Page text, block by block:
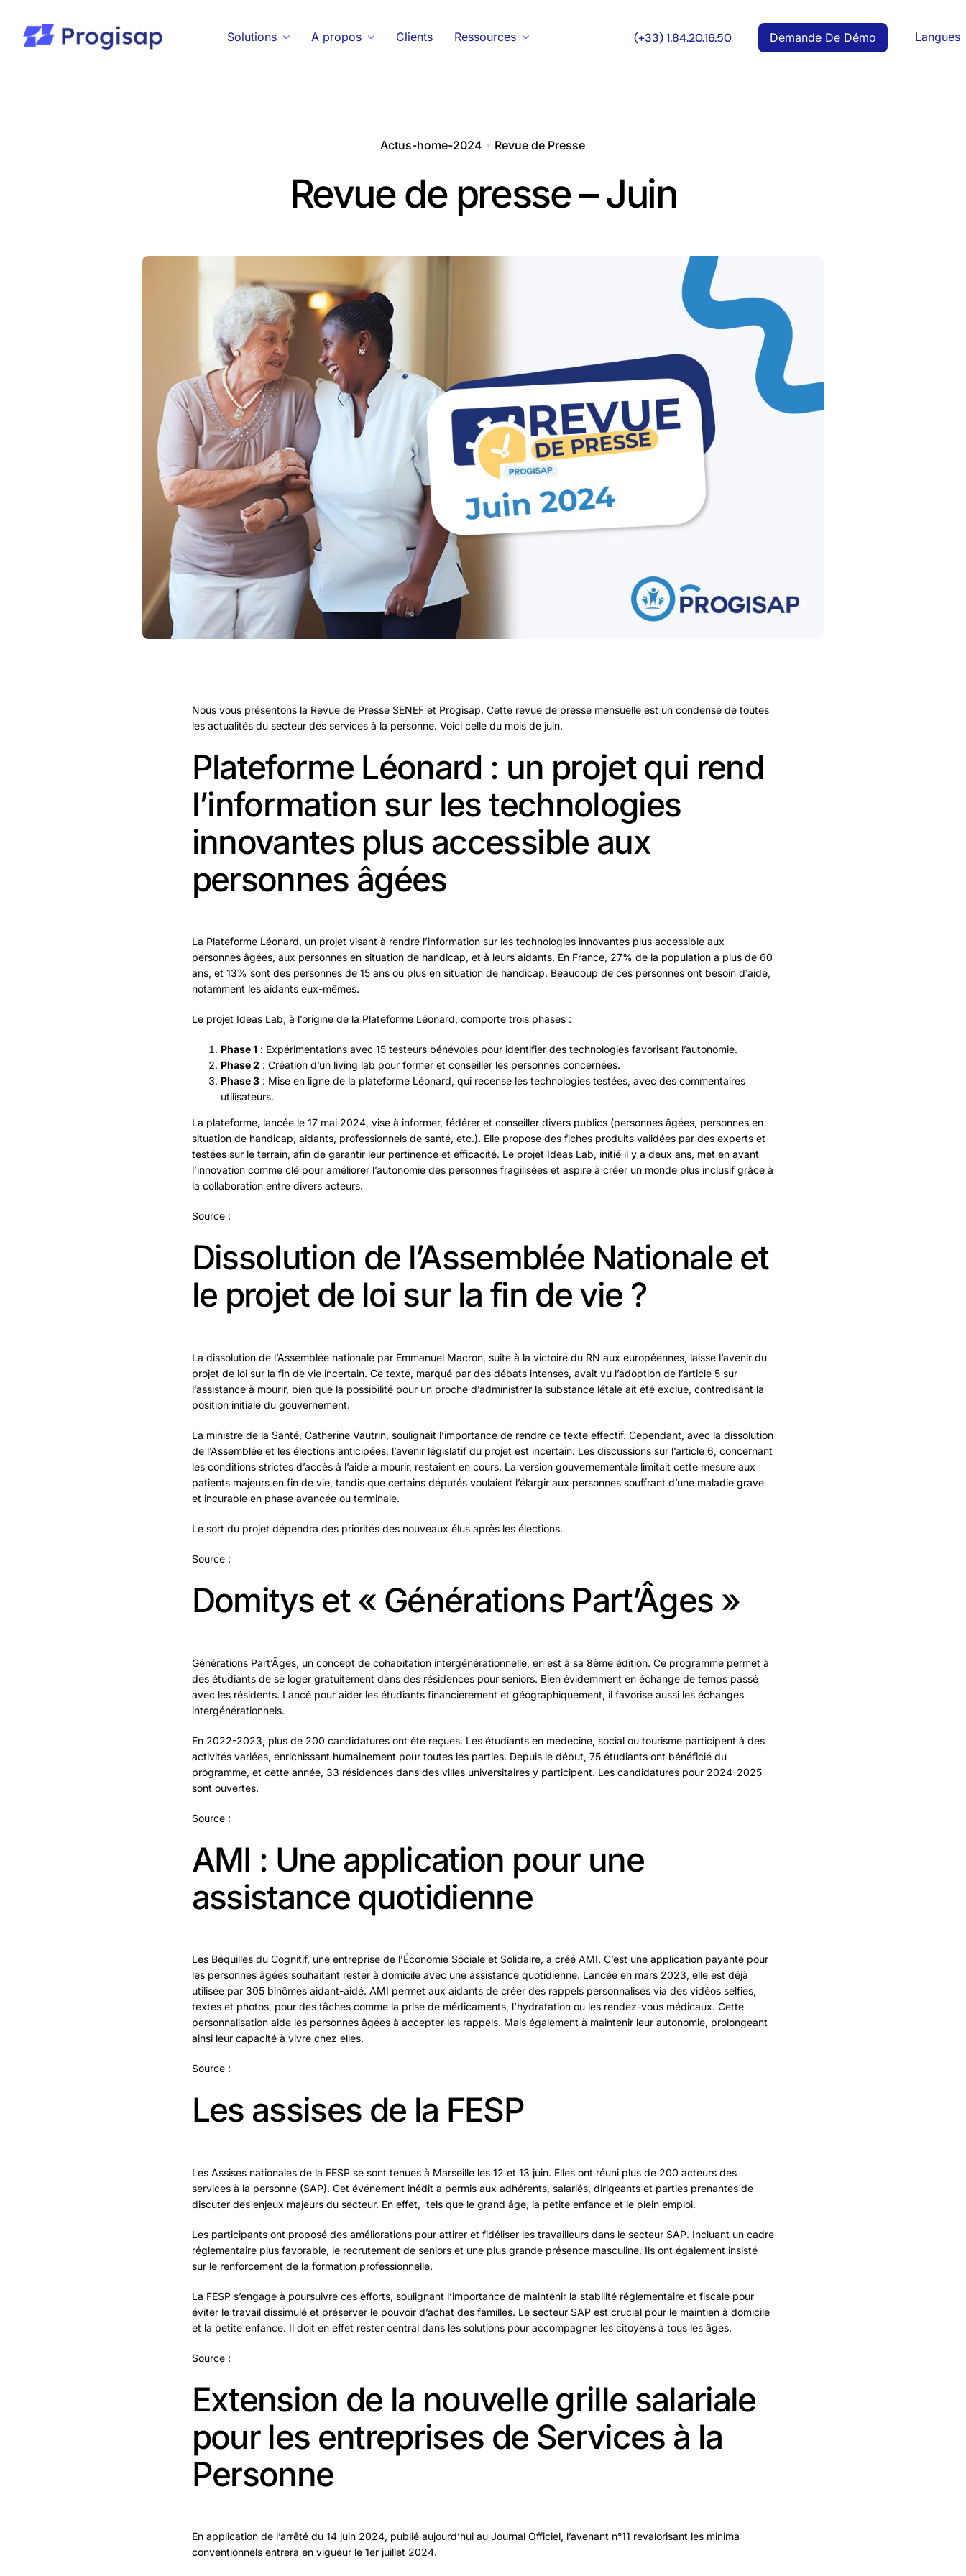
contenu
Solutions A propos Clients Ressources (+33) 1.84.20.16.50 Demande De Démo Langues
Actus-home-2024 • Revue de Presse
Revue de presse – Juin
Nous vous présentons la Revue de Presse SENEF et Progisap. Cette revue de presse mensuelle est un condensé de toutes
les actualités du secteur des services à la personne. Voici celle du mois de juin.
Plateforme Léonard : un projet qui rend
l’information sur les technologies
innovantes plus accessible aux
personnes âgées
La Plateforme Léonard, un projet visant à rendre l’information sur les technologies innovantes plus accessible aux
personnes âgées, aux personnes en situation de handicap, et à leurs aidants. En France, 27% de la population a plus de 60
ans, et 13% sont des personnes de 15 ans ou plus en situation de handicap. Beaucoup de ces personnes ont besoin d’aide,
notamment les aidants eux-mêmes.
Le projet Ideas Lab, à l’origine de la Plateforme Léonard, comporte trois phases :
Phase 1: Expérimentations avec 15 testeurs bénévoles pour identifier des technologies favorisant l’autonomie.
Phase 2 : Création d’un living lab pour former et conseiller les personnes concernées.
Phase 3: Mise en ligne de la plateforme Léonard, qui recense les technologies testées, avec des commentaires
utilisateurs.
La plateforme, lancée le 17 mai 2024, vise à informer, fédérer et conseiller divers publics (personnes âgées, personnes en
situation de handicap, aidants, professionnels de santé, etc.). Elle propose des fiches produits validées par des experts et
testées sur le terrain, afin de garantir leur pertinence et efficacité. Le projet Ideas Lab, initié il y a deux ans, met en avant
l’innovation comme clé pour améliorer l’autonomie des personnes fragilisées et aspire à créer un monde plus inclusif grâce à
la collaboration entre divers acteurs.
Source :
Dissolution de l’Assemblée Nationale et
le projet de loi sur la fin de vie ?
La dissolution de l’Assemblée nationale par Emmanuel Macron, suite à la victoire du RN aux européennes, laisse l’avenir du
projet de loi sur la fin de vie incertain. Ce texte, marqué par des débats intenses, avait vu l’adoption de l’article 5 sur
l’assistance à mourir, bien que la possibilité pour un proche d’administrer la substance létale ait été exclue, contredisant la
position initiale du gouvernement.
La ministre de la Santé, Catherine Vautrin, soulignait l’importance de rendre ce texte effectif. Cependant, avec la dissolution
de l’Assemblée et les élections anticipées, l’avenir législatif du projet est incertain. Les discussions sur l’article 6, concernant
les conditions strictes d’accès à l’aide à mourir, restaient en cours. La version gouvernementale limitait cette mesure aux
patients majeurs en fin de vie, tandis que certains députés voulaient l’élargir aux personnes souffrant d’une maladie grave
et incurable en phase avancée ou terminale.
Le sort du projet dépendra des priorités des nouveaux élus après les élections.
Source :
Domitys et « Générations Part’Âges »
Générations Part’Âges, un concept de cohabitation intergénérationnelle, en est à sa 8ème édition. Ce programme permet à
des étudiants de se loger gratuitement dans des résidences pour seniors. Bien évidemment en échange de temps passé
avec les résidents. Lancé pour aider les étudiants financièrement et géographiquement, il favorise aussi les échanges
intergénérationnels.
En 2022-2023, plus de 200 candidatures ont été reçues. Les étudiants en médecine, social ou tourisme participent à des
activités variées, enrichissant humainement pour toutes les parties. Depuis le début, 75 étudiants ont bénéficié du
programme, et cette année, 33 résidences dans des villes universitaires y participent. Les candidatures pour 2024-2025
sont ouvertes.
Source :
AMI : Une application pour une
assistance quotidienne
Les Béquilles du Cognitif, une entreprise de l’Économie Sociale et Solidaire, a créé AMI. C’est une application payante pour
les personnes âgées souhaitant rester à domicile avec une assistance quotidienne. Lancée en mars 2023, elle est déjà
utilisée par 305 binômes aidant-aidé. AMI permet aux aidants de créer des rappels personnalisés via des vidéos selfies,
textes et photos, pour des tâches comme la prise de médicaments, l’hydratation ou les rendez-vous médicaux. Cette
personnalisation aide les personnes âgées à accepter les rappels. Mais également à maintenir leur autonomie, prolongeant
ainsi leur capacité à vivre chez elles.
Source :
Les assises de la FESP
Les Assises nationales de la FESP se sont tenues à Marseille les 12 et 13 juin. Elles ont réuni plus de 200 acteurs des
services à la personne (SAP). Cet événement inédit a permis aux adhérents, salariés, dirigeants et parties prenantes de
discuter des enjeux majeurs du secteur. En effet, tels que le grand âge, la petite enfance et le plein emploi.
Les participants ont proposé des améliorations pour attirer et fidéliser les travailleurs dans le secteur SAP. Incluant un cadre
réglementaire plus favorable, le recrutement de seniors et une plus grande présence masculine. Ils ont également insisté
sur le renforcement de la formation professionnelle.
La FESP s’engage à poursuivre ces efforts, soulignant l’importance de maintenir la stabilité réglementaire et fiscale pour
éviter le travail dissimulé et préserver le pouvoir d’achat des familles. Le secteur SAP est crucial pour le maintien à domicile
et la petite enfance. Il doit en effet rester central dans les solutions pour accompagner les citoyens à tous les âges.
Source :
Extension de la nouvelle grille salariale
pour les entreprises de Services à la
Personne
En application de l’arrêté du 14 juin 2024, publié aujourd’hui au Journal Officiel, l’avenant n°11 revalorisant les minima
conventionnels entrera en vigueur le 1er juillet 2024.